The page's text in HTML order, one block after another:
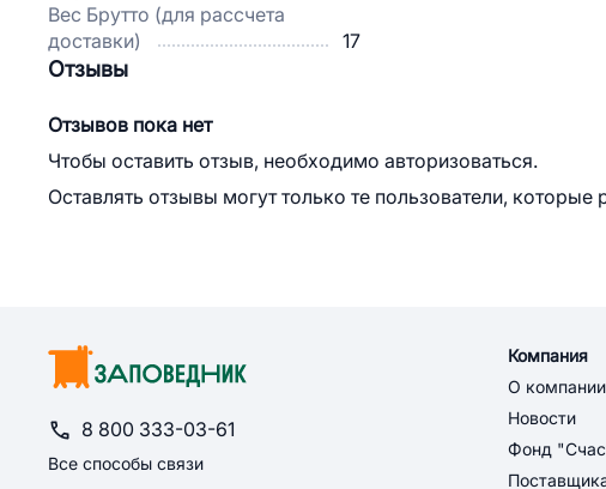
Вес Брутто (для рассчета
доставки)
17
Отзывы
Отзывов пока нет
Чтобы оставить отзыв, необходимо авторизоваться.
Оставлять отзывы могут только те пользователи,
8 800 333-03-61
Все способы связи
Компания
О компании
Новости
Фонд